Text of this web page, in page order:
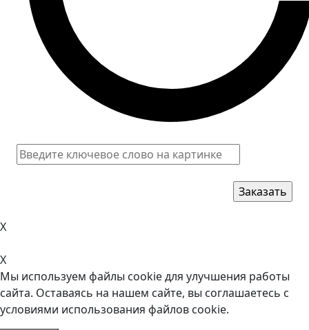
X
X
Мы используем файлы cookie для улучшения работы
сайта. Оставаясь на нашем сайте, вы соглашаетесь с
условиями использования файлов cookie.